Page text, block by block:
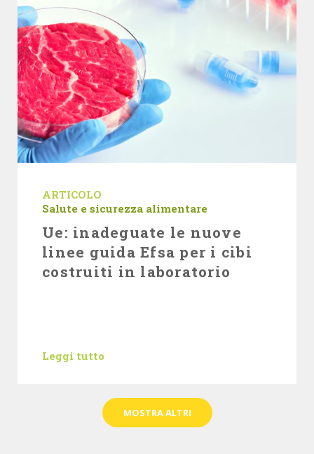
ARTICOLO
Salute e sicurezza alimentare
Ue: inadeguate le nuove
linee guida Efsa per i cibi
costruiti in laboratorio
Leggi tutto
MOSTRA ALTRI